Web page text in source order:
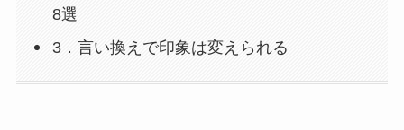
8選
3．言い換えで印象は変えられる